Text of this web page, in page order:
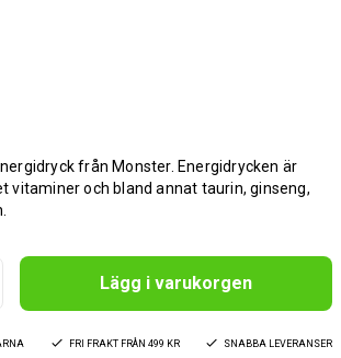
från Monster. Energidrycken är
vitaminer och bland annat taurin, ginseng,
Lägg i varukorgen
FRI FRAKT FRÅN 499 KR SNABBA LEVERANSER